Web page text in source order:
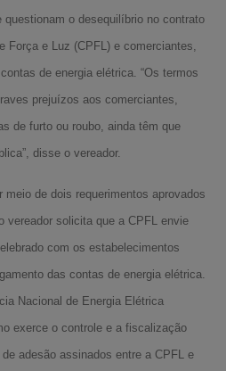
questionam o desequilíbrio no contrato
Força e Luz (CPFL) e comerciantes,
de energia elétrica. “Os termos
prejuízos aos comerciantes,
de furto ou roubo, ainda têm que
disse o vereador.
de dois requerimentos aprovados
vereador solicita que a CPFL envie
com os estabelecimentos
das contas de energia elétrica.
Nacional de Energia Elétrica
exerce o controle e a fiscalização
adesão assinados entre a CPFL e